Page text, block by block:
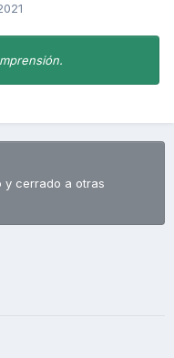
y cerrado a otras